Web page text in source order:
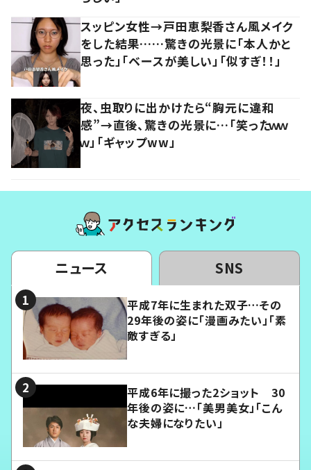
スッピン女性→戸田恵梨香さん風メイク
をした結果……驚きの光景に「本人かと
思った」「ベースが美しい」「似すぎ！！」
夜、虫取りに出かけたら“胸元に違和
感”→直後、驚きの光景に…「笑ったｗｗ
ｗ」「ギャップww」
ニュース SNS
平成7年に生まれた双子…その
29年後の姿に「漫画みたい」「素
敵すぎる」
平成6年に撮った2ショット 30
年後の姿に…「美男美女」「こん
な夫婦になりたい」